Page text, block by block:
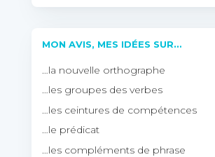
MON AVIS, MES IDÉES SUR…
…la nouvelle orthographe
…les groupes des verbes
…les ceintures de compétences
…le prédicat
…les compléments de phrase